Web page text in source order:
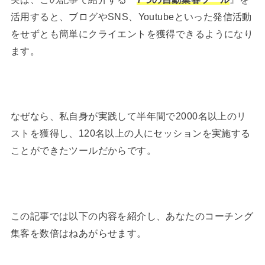
活用すると、ブログやSNS、Youtubeといった発信活動
をせずとも簡単にクライエントを獲得できるようになり
ます。
なぜなら、私自身が実践して半年間で2000名以上のリ
ストを獲得し、120名以上の人にセッションを実施する
ことができたツールだからです。
この記事では以下の内容を紹介し、あなたのコーチング
集客を数倍はねあがらせます。